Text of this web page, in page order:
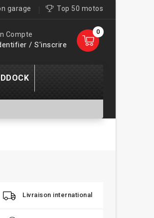
garage Top 50 motos
0
Compte
/ S'inscrire
Livraison international